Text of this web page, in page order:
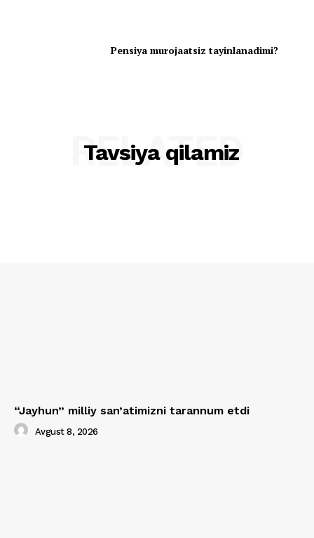
Pensiya murojaatsiz tayinlanadimi?
Tavsiya qilamiz
RELATED
“Jayhun” milliy san’atimizni tarannum etdi
Avgust 8, 2026